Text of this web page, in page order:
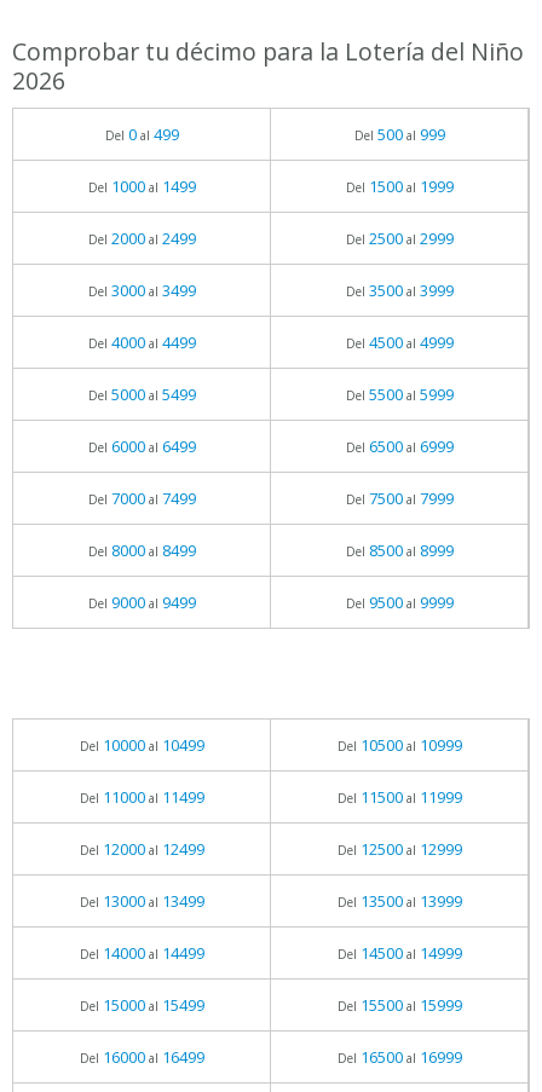
Comprobar tu décimo para la Lotería del Niño
2026
Del 0al 499 Del 500al 999
Del 1000al 1499 Del 1500al 1999
Del 2000al 2499 Del 2500al 2999
Del 3000al 3499 Del 3500al 3999
Del 4000al 4499 Del 4500al 4999
Del 5000al 5499 Del 5500al 5999
Del 6000al 6499 Del 6500al 6999
Del 7000al 7499 Del 7500al 7999
Del 8000al 8499 Del 8500al 8999
Del 9000al 9499 Del 9500al 9999
Del 10000al 10499 Del 10500al 10999
Del 11000al 11499 Del 11500al 11999
Del 12000al 12499 Del 12500al 12999
Del 13000al 13499 Del 13500al 13999
Del 14000al 14499 Del 14500al 14999
Del 15000al 15499 Del 15500al 15999
Del 16000al 16499 Del 16500al 16999